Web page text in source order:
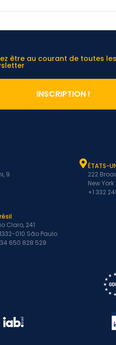
être au courant de toutes
INSCRIPTION !
9
ÉTATS-
222
New York
+1 332
Claro, 241
010 São Paulo
650 828 529